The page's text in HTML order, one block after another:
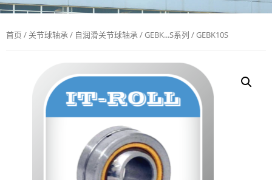
首页 / 关节球轴承/ 自润滑关节球轴承/GEBK...S系列 / GEBK10S